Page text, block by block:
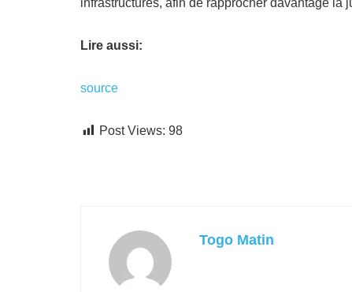
infrastructures, afin de rapprocher davantage la
Lire aussi:
source
Post Views: 98
Togo Matin